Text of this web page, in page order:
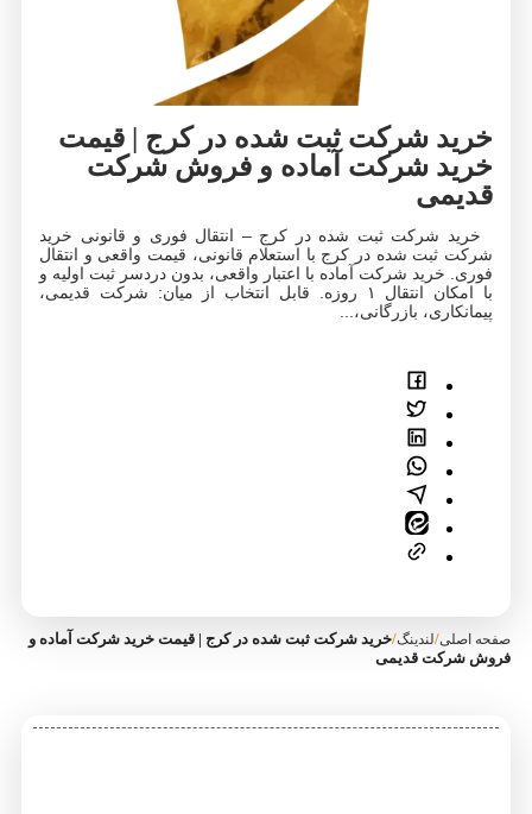
خرید شرکت ثبت‌ شده در کرج | قیمت
خرید شرکت آماده و فروش شرکت
قدیمی
خرید شرکت ثبت شده در کرج – انتقال فوری و قانونی خرید
شرکت ثبت شده در کرج با استعلام قانونی، قیمت واقعی و انتقال
فوری. خرید شرکت آماده با اعتبار واقعی، بدون دردسر ثبت اولیه و
با امکان انتقال ۱ روزه. قابل انتخاب از میان: شرکت قدیمی،
پیمانکاری، بازرگانی،...
صفحه اصلی/لندینگ/خرید شرکت ثبت‌ شده در کرج | قیمت خرید شرکت آماده و
فروش شرکت قدیمی